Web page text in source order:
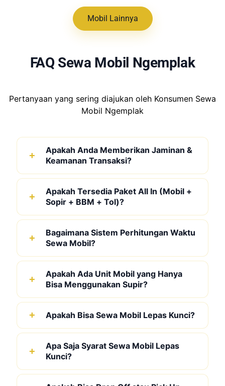
Mobil Lainnya
FAQ Sewa Mobil Ngemplak
Pertanyaan yang sering diajukan oleh Konsumen Sewa
Mobil Ngemplak
Apakah Anda Memberikan Jaminan &
Keamanan Transaksi?
Apakah Tersedia Paket All In (Mobil +
Sopir + BBM + Tol)?
Bagaimana Sistem Perhitungan Waktu
Sewa Mobil?
Apakah Ada Unit Mobil yang Hanya
Bisa Menggunakan Supir?
Apakah Bisa Sewa Mobil Lepas Kunci?
Apa Saja Syarat Sewa Mobil Lepas
Kunci?